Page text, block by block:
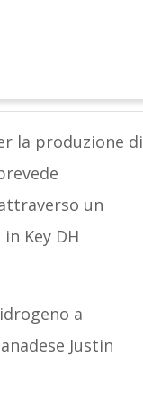
la produzione di
un
Key DH
a
Justin